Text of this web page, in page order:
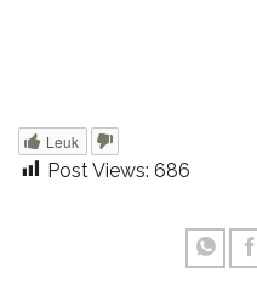
Leuk
Post Views: 686